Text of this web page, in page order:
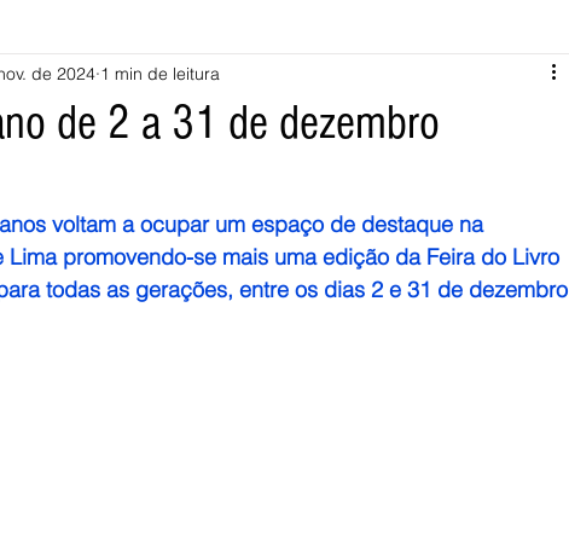
Valença Melgaço
Outras Notícias Crime Desporto Saúde Opinião
de 2 a 31 de dezembro
de 2024 1 min de leitura
voltam a ocupar um espaço de destaque na
promovendo-se mais uma edição da Feira do Livro
todas as gerações, entre os dias 2 e 31 de dezembro